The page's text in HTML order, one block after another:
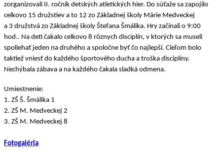
zorganizovali II. ročník detských atletických hier. Do súťaže sa zapojilo
celkovo 15 družstiev a to 12 zo Základnej školy Márie Medveckej
a 3 družstvá zo Základnej školy Štefana Šmálika. Hry začínali o 9:00
hod.. Na deti čakalo celkovo 8 rôznych disciplín, v ktorých sa museli
spoliehať jeden na druhého a spoločne byť čo najlepší. Cieľom bolo
taktiež vniesť do každého športového ducha a troška disciplíny.
Nechýbala zábava a na každého čakala sladká odmena.
Umiestnenie:
1. ZŠ Š. Šmálika 1
2. ZŠ M. Medveckej 2
3. ZŠ M. Medveckej 8
Fotogaléria